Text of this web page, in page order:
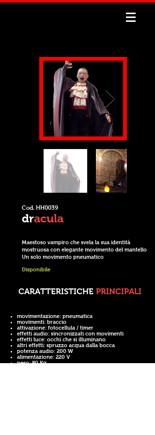
Cod. HH0039
dracula
Maestoso vampiro che svela la sua identità
mostruosa con elegante movimento del mantello
Un solo movimento pneumatico
Disponibile
CARATTERISTICHE PRINCIPALI
movimentazione: pneumatica
movimenti: braccio
attivazione: fotocellula / timer
effetti audio: sincronizzati con movimenti
effetti luce: occhi che si illuminano
altri effetti: spruzzo acqua dalla bocca
potenza audio: 200 W
alimentazione: 220 V
peso: 80 Kg